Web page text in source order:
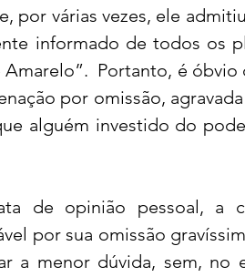
por várias vezes, ele
informado de todos os
Amarelo”.  Portanto, é
por omissão,
alguém investido do
de opinião pessoal, a
por sua omissão
a menor dúvida, sem, no